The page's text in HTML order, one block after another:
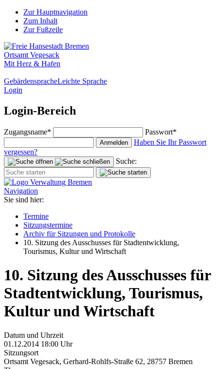
Zur Hauptnavigation
Zum Inhalt
Zur Fußzeile
Ortsamt Vegesack
Mit Herz & Hafen
GebärdenspracheLeichte Sprache
Login
Login-Bereich
Zugangsname* Passwort*
Anmelden
Haben Sie Ihr Passwort
vergessen?
Suche:
Navigation
Sie sind hier:
Termine
Sitzungstermine
Archiv für Sitzungen und Protokolle
10. Sitzung des Ausschusses für Stadtentwicklung,
Tourismus, Kultur und Wirtschaft
10. Sitzung des Ausschusses für
Stadtentwicklung, Tourismus,
Kultur und Wirtschaft
Datum und Uhrzeit
01.12.2014 18:00 Uhr
Sitzungsort
Ortsamt Vegesack, Gerhard-Rohlfs-Straße 62, 28757 Bremen